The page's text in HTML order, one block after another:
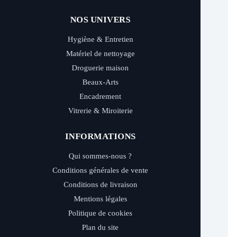
NOS UNIVERS
Hygiène & Entretien
Matériel de nettoyage
Droguerie maison
Beaux-Arts
Encadrement
Vitrerie & Miroiterie
INFORMATIONS
Qui sommes-nous ?
Conditions générales de vente
Conditions de livraison
Mentions légales
Politique de cookies
Plan du site